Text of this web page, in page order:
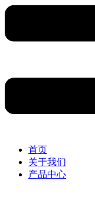
首页
关于我们
产品中心